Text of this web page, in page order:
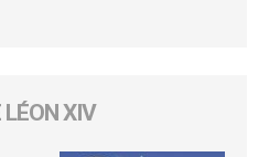
LÉON XIV